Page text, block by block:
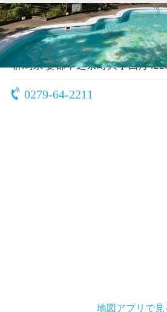
温泉リゾート
〒377-0601
群馬県 妻郡中之条町大字四万
0279-64-2211
地図アプリで見